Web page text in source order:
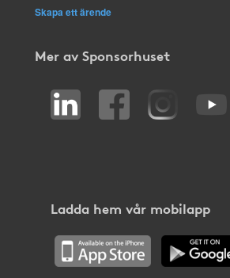
Skapa ett ärende
Mer av Sponsorhuset
Ladda hem vår mobilapp